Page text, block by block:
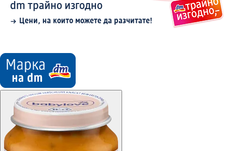
dm трайно изгодно
Цени, на които можете да разчитате!